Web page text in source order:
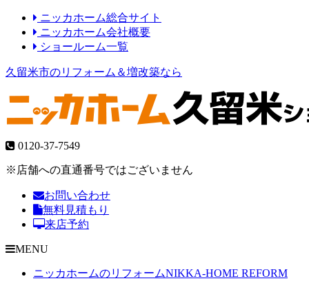
ニッカホーム総合サイト
ニッカホーム会社概要
ショールーム一覧
久留米市のリフォーム＆増改築なら
0120-37-7549
※店舗への直通番号ではございません
お問い合わせ
無料見積もり
来店予約
MENU
ニッカホームのリフォームNIKKA-HOME REFORM